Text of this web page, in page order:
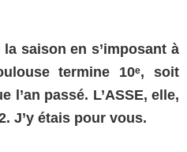
saison en s’imposant à
termine 10ᵉ, soit
l’an passé. L’ASSE, elle,
J’y étais pour vous.